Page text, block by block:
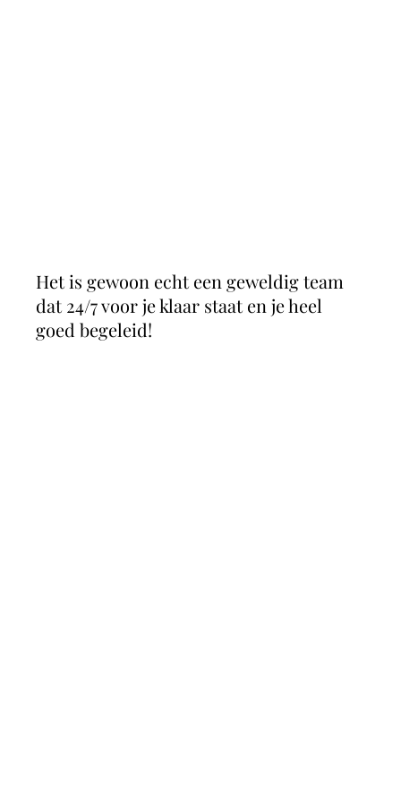
Het is gewoon echt een geweldig team
dat 24/7 voor je klaar staat en je heel
goed begeleid!